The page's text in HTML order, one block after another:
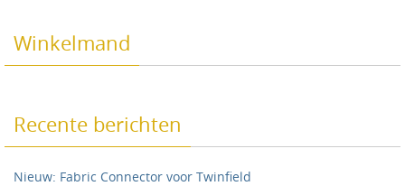
Winkelmand
Recente berichten
Nieuw: Fabric Connector voor Twinfield